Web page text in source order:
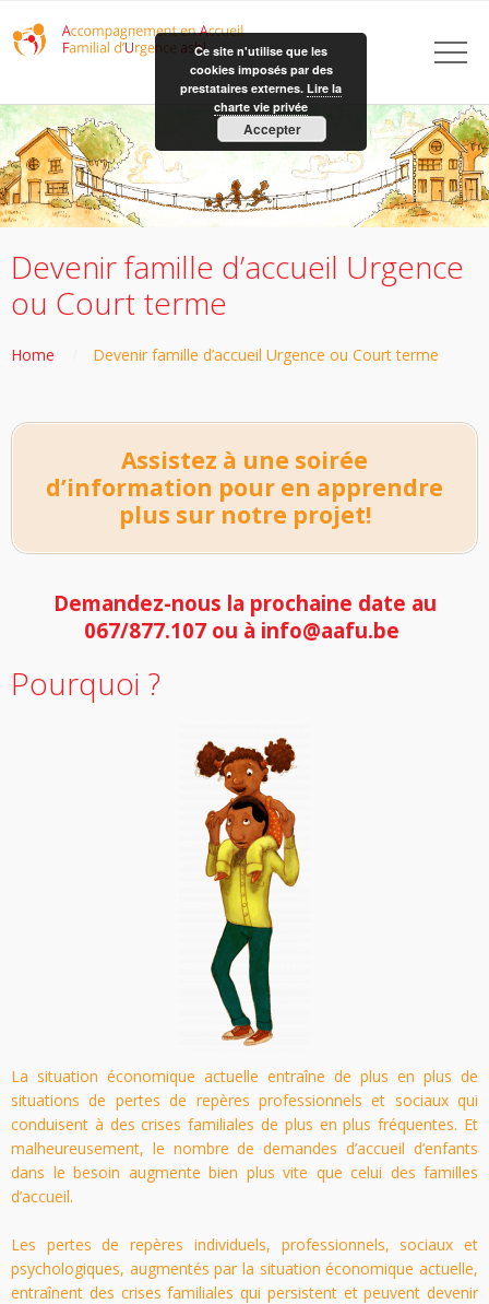
Devenir famille d’accueil Urgence
ou Court terme
Home Devenir famille d’accueil Urgence ou Court terme
Assistez à une soirée
d’information pour en apprendre
plus sur notre projet!
Demandez-nous la prochaine date au
067/877.107 ou à info@aafu.be
Pourquoi ?
La situation économique actuelle entraîne de plus en plus de
situations de pertes de repères professionnels et sociaux qui
conduisent à des crises familiales de plus en plus fréquentes. Et
malheureusement, le nombre de demandes d’accueil d’enfants
dans le besoin augmente bien plus vite que celui des familles
d’accueil.
Les pertes de repères individuels, professionnels, sociaux et
psychologiques, augmentés par la situation économique actuelle,
entraînent des crises familiales qui persistent et peuvent devenir
Ce site n'utilise que les
cookies imposés par des
prestataires externes. Lire la
charte vie privée
Accepter